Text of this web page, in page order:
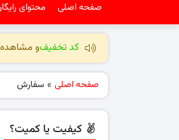
صفحه اصلی محتوای
کد تخفیفو مشاهده
صفحه اصلی » سفارش
کیفیت یا کمیت؟